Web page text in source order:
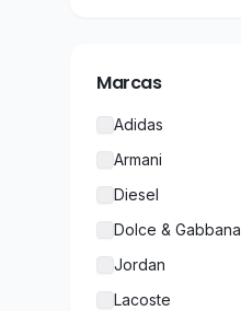
Marcas
Adidas
Armani
Diesel
Dolce & Gabbana
Jordan
Lacoste